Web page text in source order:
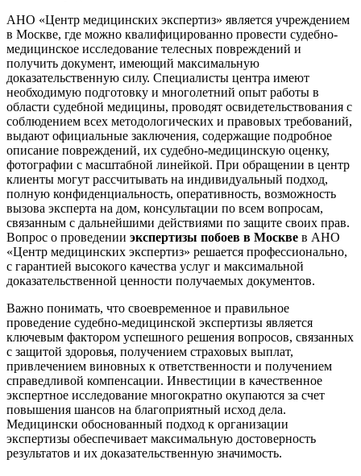
АНО «Центр медицинских экспертиз» является учреждением
в Москве, где можно квалифицированно провести судебно-
медицинское исследование телесных повреждений и
получить документ, имеющий максимальную
доказательственную силу. Специалисты центра имеют
необходимую подготовку и многолетний опыт работы в
области судебной медицины, проводят освидетельствования с
соблюдением всех методологических и правовых требований,
выдают официальные заключения, содержащие подробное
описание повреждений, их судебно-медицинскую оценку,
фотографии с масштабной линейкой. При обращении в центр
клиенты могут рассчитывать на индивидуальный подход,
полную конфиденциальность, оперативность, возможность
вызова эксперта на дом, консультации по всем вопросам,
связанным с дальнейшими действиями по защите своих прав.
Вопрос о проведении экспертизы побоев в Москве в АНО
«Центр медицинских экспертиз» решается профессионально,
с гарантией высокого качества услуг и максимальной
доказательственной ценности получаемых документов.
Важно понимать, что своевременное и правильное
проведение судебно-медицинской экспертизы является
ключевым фактором успешного решения вопросов, связанных
с защитой здоровья, получением страховых выплат,
привлечением виновных к ответственности и получением
справедливой компенсации. Инвестиции в качественное
экспертное исследование многократно окупаются за счет
повышения шансов на благоприятный исход дела.
Медицински обоснованный подход к организации
экспертизы обеспечивает максимальную достоверность
результатов и их доказательственную значимость.